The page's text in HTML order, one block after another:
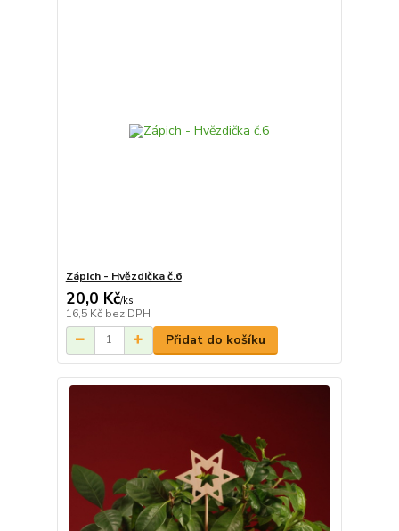
Zápich - Hvězdička č.6
20,0 Kč/ks
16,5 Kč bez DPH
Přidat do košíku